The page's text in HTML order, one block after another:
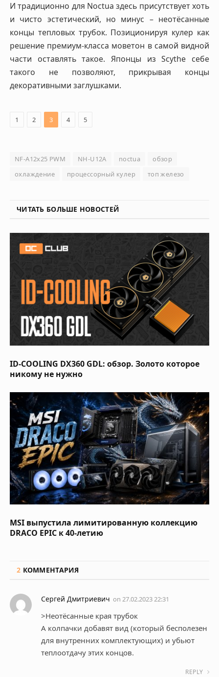
И традиционно для Noctua здесь присутствует хоть
и чисто эстетический, но минус – неотёсанные
концы тепловых трубок. Позиционируя кулер как
решение премиум-класса моветон в самой видной
части оставлять такое. Японцы из Scythe себе
такого не позволяют, прикрывая концы
декоративными заглушками.
1 2 3 4 5
NF-A12x25 PWM NH-U12A noctua
обзор
охлаждение
процессорный кулер топ железо
ЧИТАТЬ БОЛЬШЕ НОВОСТЕЙ
ID-COOLING DX360 GDL: обзор. Золото которое
никому не нужно
MSI выпустила лимитированную коллекцию
DRACO EPIC к 40-летию
2 КОММЕНТАРИЯ
Сергей Дмитриевич on 27.02.2023 22:31
>Неотёсанные края трубок
А колпачки добавят вид (который бесполезен
для внутренних комплектующих) и убьют
теплоотдачу этих концов.
REPLY